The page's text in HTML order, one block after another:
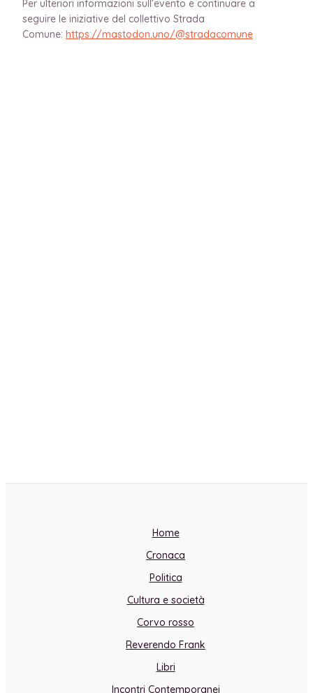
Per ulteriori informazioni sull’evento e continuare a
seguire le iniziative del collettivo Strada
Comune: https://mastodon.uno/@stradacomune
Home
Cronaca
Politica
Cultura e società
Corvo rosso
Reverendo Frank
Libri
Incontri Contemporanei